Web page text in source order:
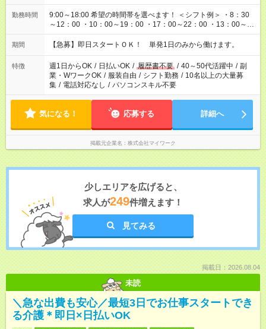
勤務時間
9:00～18:00 希望の時間帯を選べます！ ＜シフト例＞ ・8：30
～12：00 ・10：00～19：00 ・17：00～22：00 ・13：00～
22：00 ・22：00～翌6：00 など
期間 【急募】即日スタートＯＫ！ 単発1日のみから働けます。
特徴 週1日からOK / 日払いOK / 履歴書不要 / 40～50代活躍中 / 副
業・WワークOK / 服装自由 / シフト勤務 / 10名以上の大量募
集 / 電話対応なし / パソコンスキル不要
気になる！ 応募する 詳細へ
掲載元企業名 株式会社マイワーク
少しエリアを広げると、
求人が249件増えます！
見てみる
掲載日：2026.08.04
未読
＼急な出費も安心／最短3日でお仕事スタートでき
る介護＊即日×日払いOK